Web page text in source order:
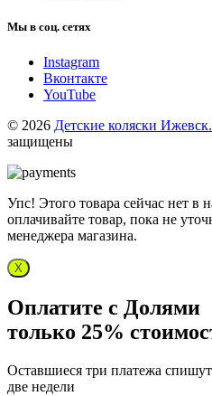
Мы в соц. сетях
Instagram
Вконтакте
YouTube
© 2026 Детские коляски
защищены
Упс! Этого товара сейчас нет в
оплачивайте товар, пока не
менеджера магазина.
X
Оплатите с Долями
только 25%
Оставшиеся три платежа
две недели